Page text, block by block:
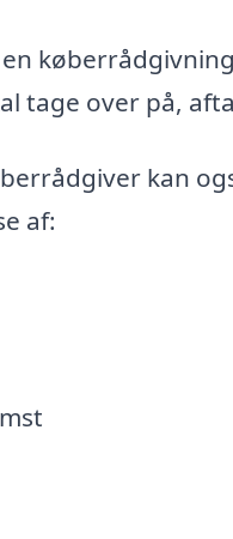
tage over på,
kan
af: